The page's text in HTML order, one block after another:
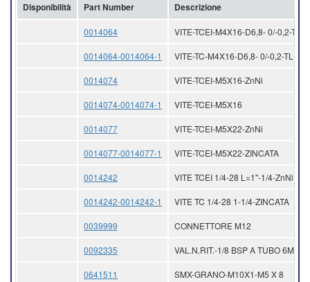
Disponibilità Part Number Descrizione
0014064 VITE-TCEI-M4X16-D6,8- 0/-0,2-TL-
0014064-0014064-1 VITE-TC-M4X16-D6,8- 0/-0,2-TL
0014074 VITE-TCEI-M5X16-ZnNi
0014074-0014074-1 VITE-TCEI-M5X16
0014077 VITE-TCEI-M5X22-ZnNi
0014077-0014077-1 VITE-TCEI-M5X22-ZINCATA
0014242 VITE TCEI 1/4-28 L=1"-1/4-ZnNi
0014242-0014242-1 VITE TC 1/4-28 1-1/4-ZINCATA
0039999 CONNETTORE M12
0092335 VAL.N.RIT.-1/8 BSP A TUBO 6MM
0641511 SMX-GRANO-M10X1-M5 X 8